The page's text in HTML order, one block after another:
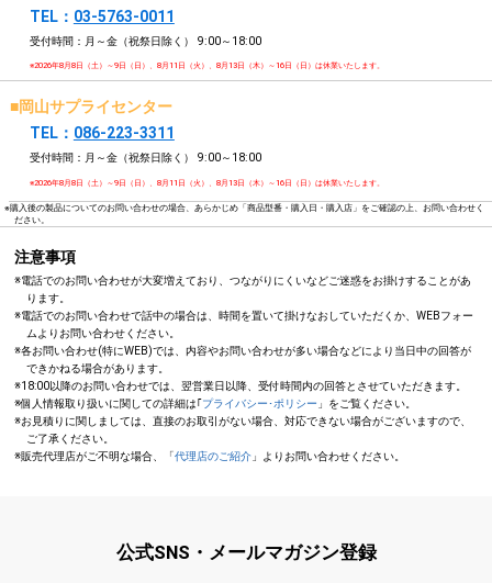
TEL： 03-5763-0011
受付時間：月～金（祝祭日除く） 9:00～18:00
※2026年8月8日（土）～9日（日）、8月11日（火）、8月13日（木）～16日（日）は休業いたします。
■岡山サプライセンター
TEL： 086-223-3311
受付時間：月～金（祝祭日除く） 9:00～18:00
※2026年8月8日（土）～9日（日）、8月11日（火）、8月13日（木）～16日（日）は休業いたします。
※購入後の製品についてのお問い合わせの場合、あらかじめ「商品型番・購入日・購入店」をご確認の上、お問い合わせく
ださい。
注意事項
※電話でのお問い合わせが大変増えており、つながりにくいなどご迷惑をお掛けすることがあ
ります。
※電話でのお問い合わせで話中の場合は、時間を置いて掛けなおしていただくか、WEBフォー
ムよりお問い合わせください。
※各お問い合わせ(特にWEB)では、内容やお問い合わせが多い場合などにより当日中の回答が
できかねる場合があります。
※18:00以降のお問い合わせでは、翌営業日以降、受付時間内の回答とさせていただきます。
※個人情報取り扱いに関しての詳細は｢プライバシー･ポリシー 」をご覧ください。
※お見積りに関しましては、直接のお取引がない場合、対応できない場合がございますので、
ご了承ください。
※販売代理店がご不明な場合、「代理店のご紹介 」よりお問い合わせください。
公式SNS・メールマガジン登録